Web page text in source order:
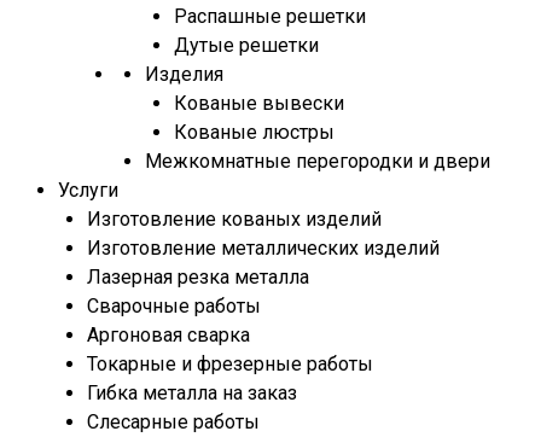
Распашные решетки
Дутые решетки
Изделия
Кованые вывески
Кованые люстры
Межкомнатные перегородки и двери
Услуги
Изготовление кованых изделий
Изготовление металлических изделий
Лазерная резка металла
Сварочные работы
Аргоновая сварка
Токарные и фрезерные работы
Гибка металла на заказ
Слесарные работы